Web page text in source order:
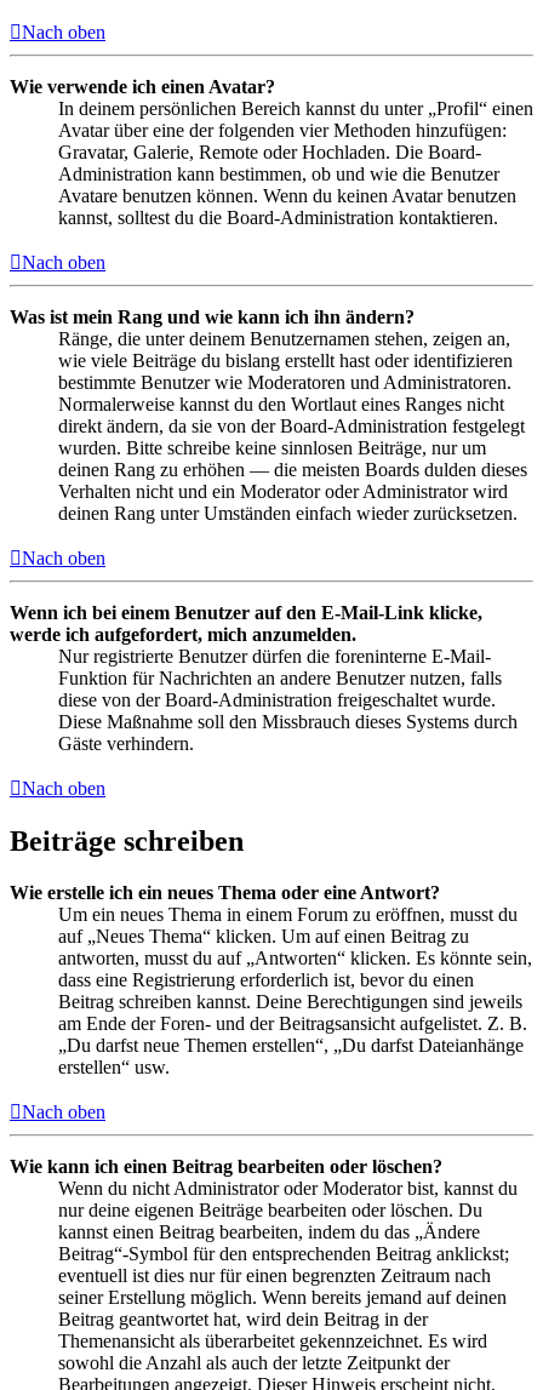
Nach oben
Wie verwende ich einen Avatar?
In deinem persönlichen Bereich kannst du unter „Profil“ einen
Avatar über eine der folgenden vier Methoden hinzufügen:
Gravatar, Galerie, Remote oder Hochladen. Die Board-
Administration kann bestimmen, ob und wie die Benutzer
Avatare benutzen können. Wenn du keinen Avatar benutzen
kannst, solltest du die Board-Administration kontaktieren.
Nach oben
Was ist mein Rang und wie kann ich ihn ändern?
Ränge, die unter deinem Benutzernamen stehen, zeigen an,
wie viele Beiträge du bislang erstellt hast oder identifizieren
bestimmte Benutzer wie Moderatoren und Administratoren.
Normalerweise kannst du den Wortlaut eines Ranges nicht
direkt ändern, da sie von der Board-Administration festgelegt
wurden. Bitte schreibe keine sinnlosen Beiträge, nur um
deinen Rang zu erhöhen — die meisten Boards dulden dieses
Verhalten nicht und ein Moderator oder Administrator wird
deinen Rang unter Umständen einfach wieder zurücksetzen.
Nach oben
Wenn ich bei einem Benutzer auf den E-Mail-Link klicke,
werde ich aufgefordert, mich anzumelden.
Nur registrierte Benutzer dürfen die foreninterne E-Mail-
Funktion für Nachrichten an andere Benutzer nutzen, falls
diese von der Board-Administration freigeschaltet wurde.
Diese Maßnahme soll den Missbrauch dieses Systems durch
Gäste verhindern.
Nach oben
Beiträge schreiben
Wie erstelle ich ein neues Thema oder eine Antwort?
Um ein neues Thema in einem Forum zu eröffnen, musst du
auf „Neues Thema“ klicken. Um auf einen Beitrag zu
antworten, musst du auf „Antworten“ klicken. Es könnte sein,
dass eine Registrierung erforderlich ist, bevor du einen
Beitrag schreiben kannst. Deine Berechtigungen sind jeweils
am Ende der Foren- und der Beitragsansicht aufgelistet. Z. B.
„Du darfst neue Themen erstellen“, „Du darfst Dateianhänge
erstellen“ usw.
Nach oben
Wie kann ich einen Beitrag bearbeiten oder löschen?
Wenn du nicht Administrator oder Moderator bist, kannst du
nur deine eigenen Beiträge bearbeiten oder löschen. Du
kannst einen Beitrag bearbeiten, indem du das „Ändere
Beitrag“-Symbol für den entsprechenden Beitrag anklickst;
eventuell ist dies nur für einen begrenzten Zeitraum nach
seiner Erstellung möglich. Wenn bereits jemand auf deinen
Beitrag geantwortet hat, wird dein Beitrag in der
Themenansicht als überarbeitet gekennzeichnet. Es wird
sowohl die Anzahl als auch der letzte Zeitpunkt der
Bearbeitungen angezeigt. Dieser Hinweis erscheint nicht,